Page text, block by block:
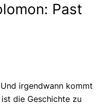
Past
irgendwann kommt
die Geschichte zu